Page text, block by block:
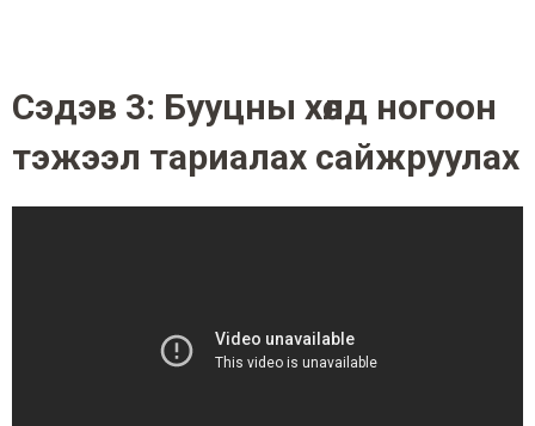
Сэдэв 3: Бууцны хөлд ногоон
тэжээл тариалах сайжруулах